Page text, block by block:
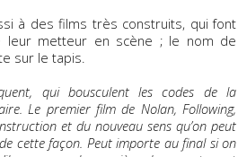
à des films très construits, qui font
leur metteur en scène ; le nom de
sur le tapis.
qui bousculent les codes de la
Le premier film de Nolan, Following,
et du nouveau sens qu’on peut
cette façon. Peut importe au final si on